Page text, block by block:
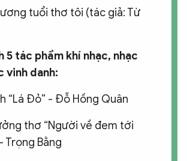
tuổi thơ tôi (tác giả: Từ
5 tác phẩm khí nhạc, nhạc
vinh danh:
“Lá Đỏ” - Đỗ Hồng Quân
thơ “Người về đem tới
Trọng Bằng